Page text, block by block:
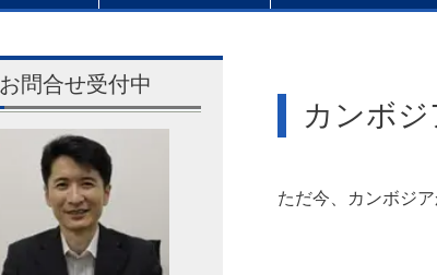
カンボジ
ただ今、カンボジ
お問合せ受付中